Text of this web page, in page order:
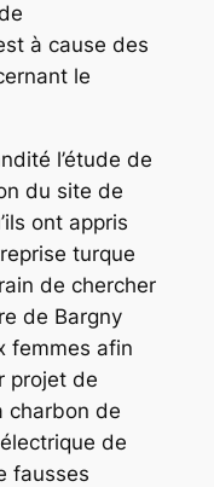
à cause des
le
l’étude de
du site de
ont appris
turque
de chercher
de Bargny
femmes afin
projet de
charbon de
de
fausses